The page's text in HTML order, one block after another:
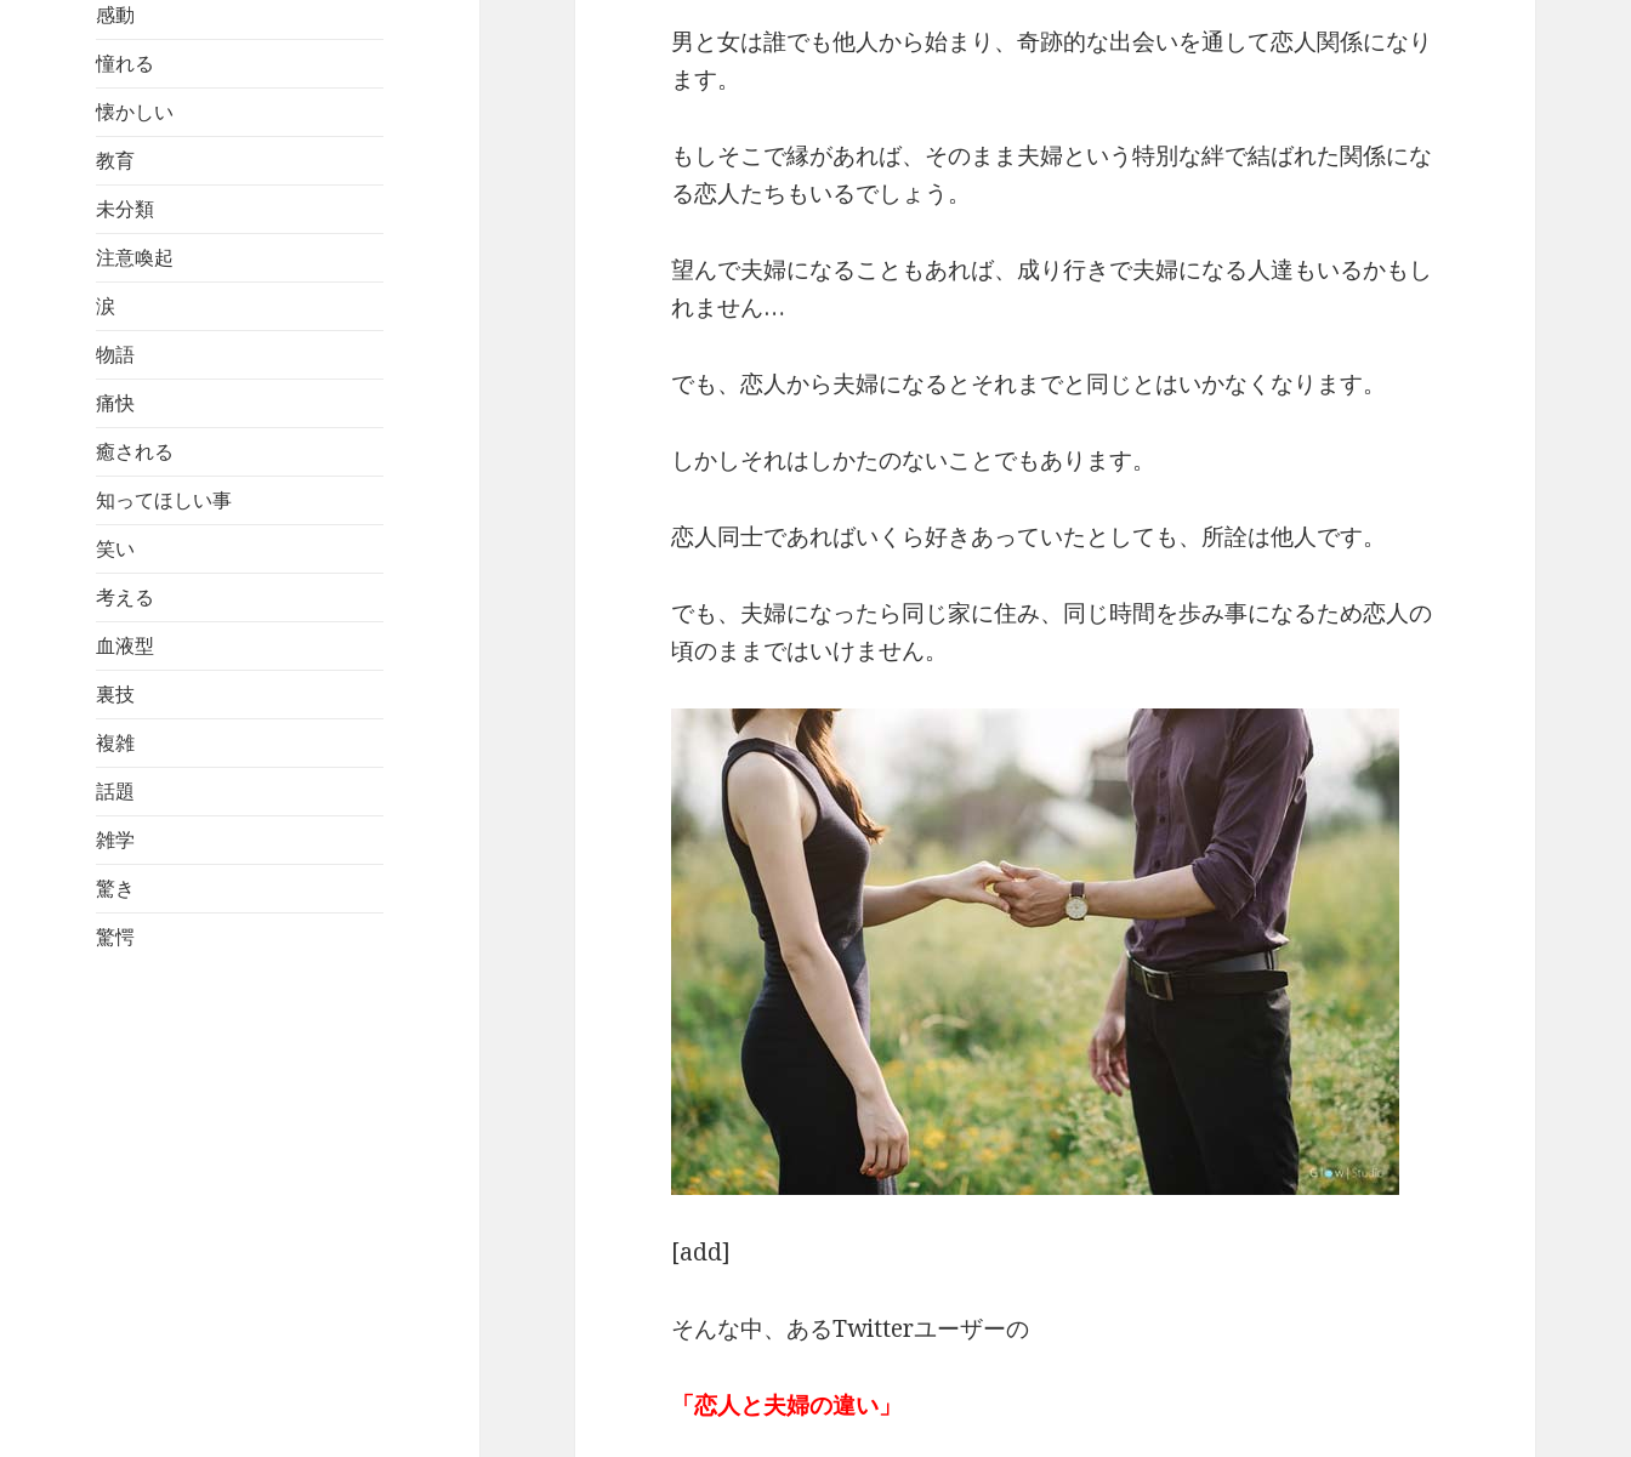
感動
憧れる
懐かしい
教育
未分類
注意喚起
涙
物語
痛快
癒される
知ってほしい事
笑い
考える
血液型
裏技
複雑
話題
雑学
驚き
驚愕
男と女は誰でも他人から始まり、奇跡的な出会いを通して恋人関係になり
ます。
もしそこで縁があれば、そのまま夫婦という特別な絆で結ばれた関係にな
る恋人たちもいるでしょう。
望んで夫婦になることもあれば、成り行きで夫婦になる人達もいるかもし
れません…
でも、恋人から夫婦になるとそれまでと同じとはいかなくなります。
しかしそれはしかたのないことでもあります。
恋人同士であればいくら好きあっていたとしても、所詮は他人です。
でも、夫婦になったら同じ家に住み、同じ時間を歩み事になるため恋人の
頃のままではいけません。
[add]
そんな中、あるTwitterユーザーの
「恋人と夫婦の違い」